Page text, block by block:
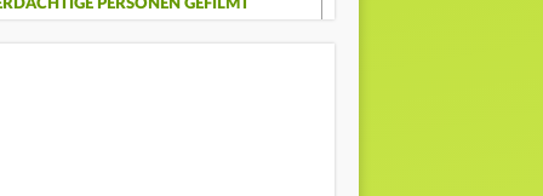
PERSONEN GEFILMT